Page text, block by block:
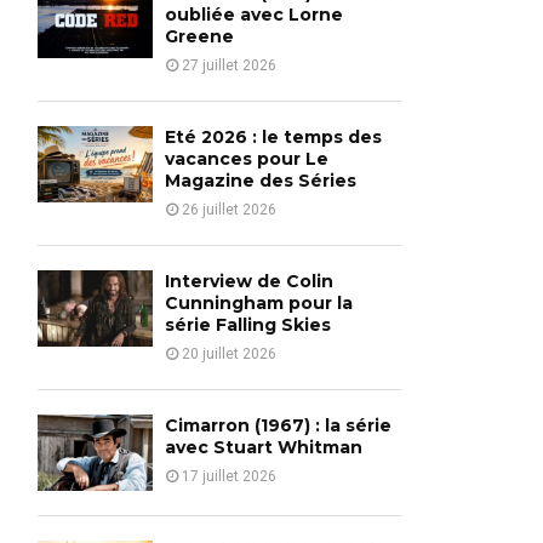
o
r
:
H
oubliée avec Lorne
Greene
27 juillet 2026
Eté 2026 : le temps des
vacances pour Le
Magazine des Séries
26 juillet 2026
Interview de Colin
Cunningham pour la
série Falling Skies
20 juillet 2026
Cimarron (1967) : la série
avec Stuart Whitman
17 juillet 2026